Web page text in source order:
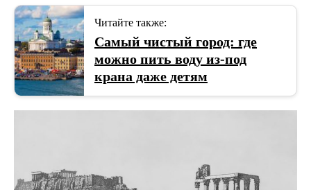
Читайте также:
Самый чистый город: где
можно пить воду из-под
крана даже детям